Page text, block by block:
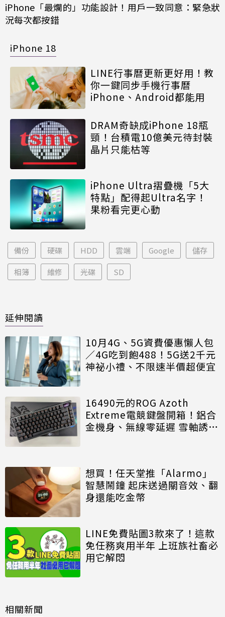
iPhone「最爛的」功能設計！用戶一致同意：緊急狀
況每次都按錯
iPhone 18
LINE行事曆更新更好用！教
你一鍵同步手機行事曆
iPhone、Android都能用
DRAM奇缺成iPhone 18瓶
頸！台積電10億美元待封裝
晶片只能枯等
iPhone Ultra摺疊機「5大
特點」配得起Ultra名字！
果粉看完更心動
備份 硬碟 HDD 雲端 Google 儲存
相簿 維修 光碟 SD
延伸閱讀
10月4G、5G資費優惠懶人包
／4G吃到飽488！5G送2千元
神祕小禮、不限速半價超便宜
16490元的ROG Azoth
Extreme電競鍵盤開箱！鋁合
金機身、無線零延遲 雪軸誘人
想買！任天堂推「Alarmo」
智慧鬧鐘 起床送過關音效、翻
身還能吃金幣
LINE免費貼圖3款來了！這款
免任務爽用半年 上班族社畜必
用它解悶
相關新聞